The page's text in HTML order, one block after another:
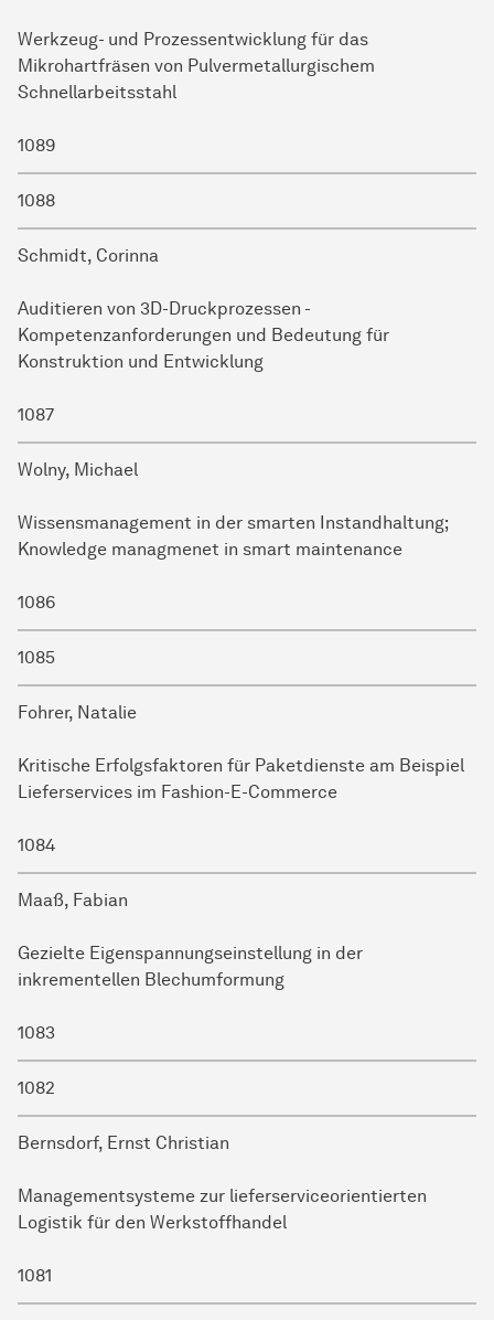
Werkzeug- und Prozessentwicklung für das
Mikrohartfräsen von Pulvermetallurgischem
Schnellarbeitsstahl
1089
1088
Schmidt, Corinna
Auditieren von 3D-Druckprozessen -
Kompetenzanforderungen und Bedeutung für
Konstruktion und Entwicklung
1087
Wolny, Michael
Wissensmanagement in der smarten Instandhaltung;
Knowledge managmenet in smart maintenance
1086
1085
Fohrer, Natalie
Kritische Erfolgsfaktoren für Paketdienste am Beispiel
Lieferservices im Fashion-E-Commerce
1084
Maaß, Fabian
Gezielte Eigenspannungseinstellung in der
inkrementellen Blechumformung
1083
1082
Bernsdorf, Ernst Christian
Managementsysteme zur lieferserviceorientierten
Logistik für den Werkstoffhandel
1081